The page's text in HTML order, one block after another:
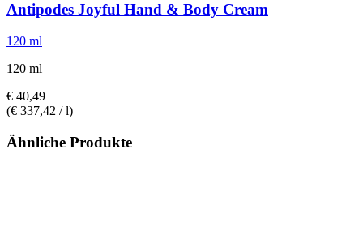
Antipodes Joyful Hand & Body Cream
120 ml
120 ml
€ 40,49
(€ 337,42 / l)
Ähnliche Produkte